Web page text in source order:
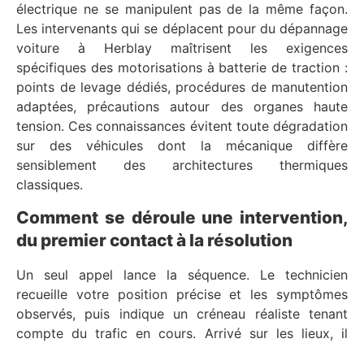
électrique ne se manipulent pas de la même façon.
Les intervenants qui se déplacent pour du dépannage
voiture à Herblay maîtrisent les exigences
spécifiques des motorisations à batterie de traction :
points de levage dédiés, procédures de manutention
adaptées, précautions autour des organes haute
tension. Ces connaissances évitent toute dégradation
sur des véhicules dont la mécanique diffère
sensiblement des architectures thermiques
classiques.
Comment se déroule une intervention,
du premier contact à la résolution
Un seul appel lance la séquence. Le technicien
recueille votre position précise et les symptômes
observés, puis indique un créneau réaliste tenant
compte du trafic en cours. Arrivé sur les lieux, il